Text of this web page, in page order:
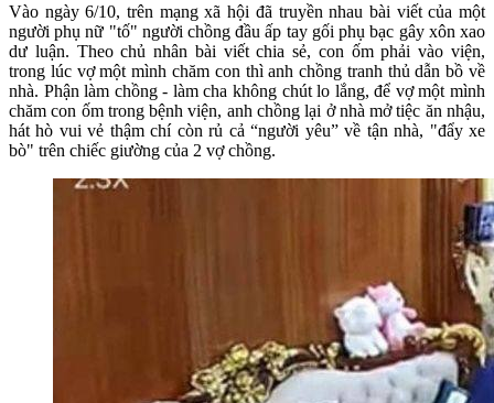
Vào ngày 6/10, trên mạng xã hội đã truyền nhau bài viết của một
người phụ nữ "tố" người chồng đầu ấp tay gối phụ bạc gây xôn xao
dư luận. Theo chủ nhân bài viết chia sẻ, con ốm phải vào viện,
trong lúc vợ một mình chăm con thì anh chồng tranh thủ dẫn bồ về
nhà. Phận làm chồng - làm cha không chút lo lắng, để vợ một mình
chăm con ốm trong bệnh viện, anh chồng lại ở nhà mở tiệc ăn nhậu,
hát hò vui vẻ thậm chí còn rủ cả “người yêu” về tận nhà, "đẩy xe
bò" trên chiếc giường của 2 vợ chồng.